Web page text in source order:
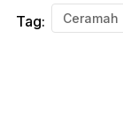
Tag: Ceramah